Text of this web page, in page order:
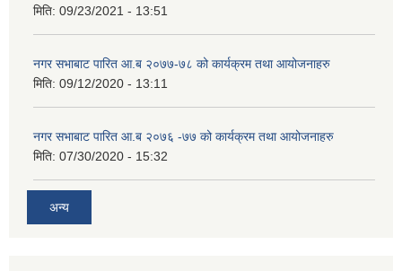
मिति: 09/23/2021 - 13:51
नगर सभाबाट पारित आ.ब २०७७-७८ को कार्यक्रम तथा आयोजनाहरु
मिति: 09/12/2020 - 13:11
नगर सभाबाट पारित आ.ब २०७६ -७७ को कार्यक्रम तथा आयोजनाहरु
मिति: 07/30/2020 - 15:32
अन्य